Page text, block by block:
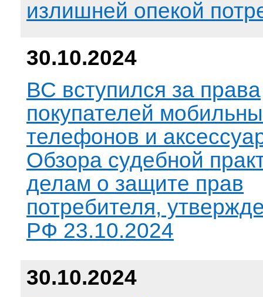
излишней опекой
30.10.2024
ВС вступился за права
покупателей
телефонов и
Обзора судебной
делам о защите прав
потребителя,
РФ 23.10.2024
30.10.2024